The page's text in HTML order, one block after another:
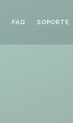
FAQ SOPORTE